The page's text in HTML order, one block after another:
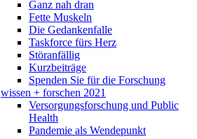
Ganz nah dran
Fette Muskeln
Die Gedankenfalle
Taskforce fürs Herz
Störanfällig
Kurzbeiträge
Spenden Sie für die Forschung
wissen + forschen 2021
Versorgungsforschung und Public
Health
Pandemie als Wendepunkt